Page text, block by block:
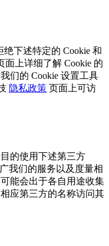
下述特定的 Cookie 和
上详细了解 Cookie 的
们的 Cookie 设置工具
隐私政策 页面上可访
的使用下述第三方
我们的服务以及度量相
能会出于各自用途收集
应第三方的名称访问其